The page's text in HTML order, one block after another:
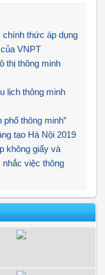
thức áp dụng
VNPT
thị thông minh
lịch thông minh
thông minh”
tạo Hà Nội 2019
không giấy và
việc thông